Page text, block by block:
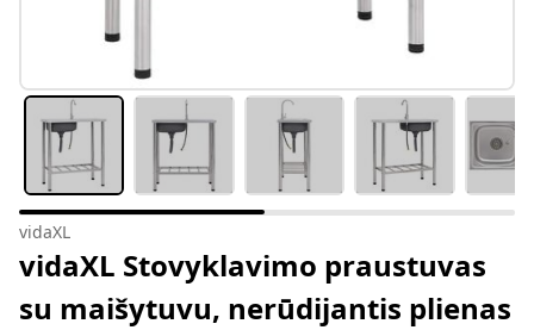
vidaXL
vidaXL Stovyklavimo praustuvas
su maišytuvu, nerūdijantis plienas